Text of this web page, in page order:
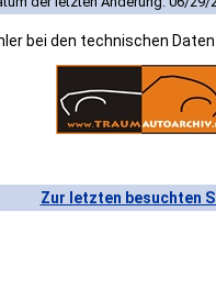
bei den technischen
Zur letzten besuchten